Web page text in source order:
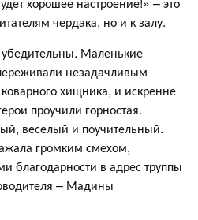
чердака, но и к залу.
Маленькие
незадачливым
хищника, и искренне
проучили горностая.
веселый и поучительный.
громким смехом,
благодарности в адрес труппы
– Мадины